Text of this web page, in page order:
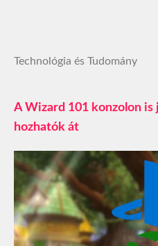
Technológia és Tudomány
A Wizard 101 konzolon
hozhatók át